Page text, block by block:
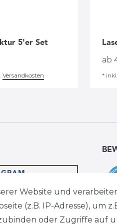
5'er Set
Versandkosten
ab
*
Website und
(z.B. IP-Adresse), um
oder Zugriffe auf